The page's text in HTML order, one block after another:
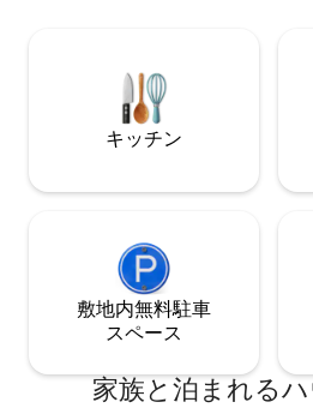
キッチン
敷地内無料駐⁠車
ス⁠ペ⁠ー⁠ス
家族と泊まれる